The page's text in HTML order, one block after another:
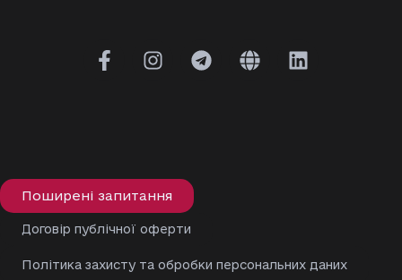
Поширені запитання
Договір публічної оферти
Політика захисту та обробки персональних даних